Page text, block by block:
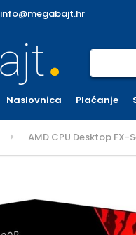
info@megabajt.hr
Naslovnica Plaćanje
AMD CPU Desktop FX-